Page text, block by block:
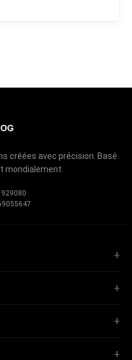
créées avec précision. Basé
mondialement.